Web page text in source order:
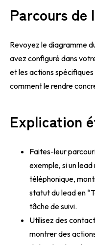
Parcours de
Revoyez le diagramme
avez configuré dans
et les actions
comment le rendre
Explication
Faites-leur
exemple, si un lead
téléphonique,
statut du lead en
tâche de suivi.
Utilisez des
montrer des